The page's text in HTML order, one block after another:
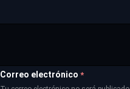
Correo electrónico *